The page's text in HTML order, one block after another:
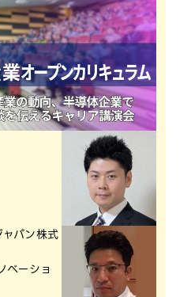
ャパン株式
ベーショ